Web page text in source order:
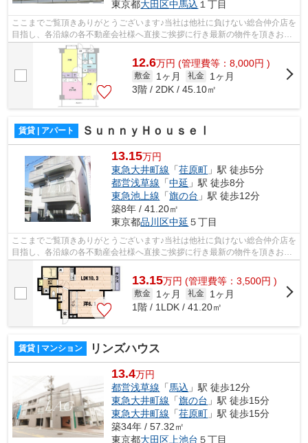
東京都大田区中馬込 １丁目
ここまでご覧頂きありがとうございます♪当社は他社に負けない総合仲介店を
目指し、各沿線の各不動産会社様へ直接ご挨拶に行き最新の物件を頂きお客
様へ提供しております！最新の情報は...
12.6万円 (管理費等：8,000円 )
敷金 1ヶ月 礼金
1ヶ月
3階 / 2DK / 45.10㎡
賃貸 | アパート ＳｕｎｎｙＨｏｕｓｅⅠ
13.15万円
東急大井町線 「荏原町 」駅 徒歩5分
都営浅草線 「中延 」駅 徒歩8分
東急池上線 「旗の台 」駅 徒歩12分
築8年 / 41.20㎡
東京都品川区中延 ５丁目
ここまでご覧頂きありがとうございます♪当社は他社に負けない総合仲介店を
目指し、各沿線の各不動産会社様へ直接ご挨拶に行き最新の物件を頂きお客
様へ提供しております！最新の情報は...
13.15万円 (管理費等：3,500円 )
敷金 1ヶ月 礼金
1ヶ月
1階 / 1LDK / 41.20㎡
賃貸 | マンション リンズハウス
13.4万円
都営浅草線 「馬込 」駅 徒歩12分
東急大井町線 「旗の台 」駅 徒歩15分
東急大井町線 「荏原町 」駅 徒歩15分
築34年 / 57.32㎡
東京都大田区 上池台 ５丁目